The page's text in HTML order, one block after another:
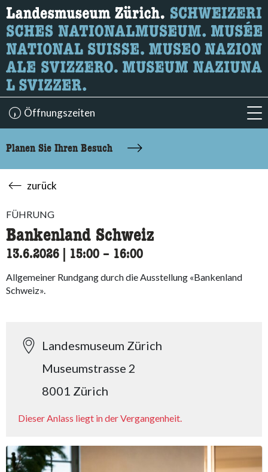
Wonach suchen Sie?
Hier können Sie nach Inhalten der Seite suchen.
Öffnungszeiten
Planen Sie Ihren Besuch
zurück
FÜHRUNG
Bankenland Schweiz
13.6.2026 15:00 accessibility.time_to
– 16:00
Allgemeiner Rundgang durch die Ausstellung «Bankenland
Schweiz».
Landesmuseum Zürich
Museumstrasse 2
8001 Zürich
Dieser Anlass liegt in der Vergangenheit.